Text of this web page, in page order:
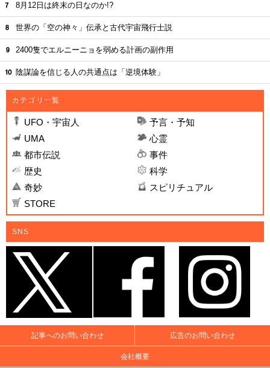
8月12日は終末の日なのか!?
世界の「空の神々」伝承と古代宇宙飛行士説
2400隻でエルニーニョを弱める計画の副作用
陰謀論を信じる人の共通点は「逆境体験」
カテゴリ一覧
UFO・宇宙人
予言・予知
UMA
心霊
都市伝説
事件
歴史
科学
奇妙
スピリチュアル
STORE
SNS
記事へのお問い合わせ 広告のお問い合わせ
会社概要